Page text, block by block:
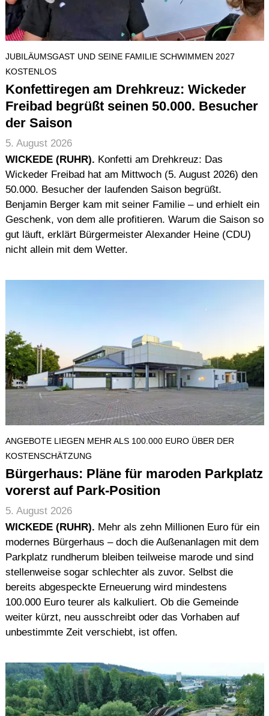
JUBILÄUMSGAST UND SEINE FAMILIE SCHWIMMEN 2027
KOSTENLOS
Konfettiregen am Drehkreuz: Wickeder
Freibad begrüßt seinen 50.000. Besucher
der Saison
5. August 2026
WICKEDE (RUHR). Konfetti am Drehkreuz: Das
Wickeder Freibad hat am Mittwoch (5. August 2026) den
50.000. Besucher der laufenden Saison begrüßt.
Benjamin Berger kam mit seiner Familie – und erhielt ein
Geschenk, von dem alle profitieren. Warum die Saison so
gut läuft, erklärt Bürgermeister Alexander Heine (CDU)
nicht allein mit dem Wetter.
ANGEBOTE LIEGEN MEHR ALS 100.000 EURO ÜBER DER
KOSTENSCHÄTZUNG
Bürgerhaus: Pläne für maroden Parkplatz
vorerst auf Park-Position
5. August 2026
WICKEDE (RUHR). Mehr als zehn Millionen Euro für ein
modernes Bürgerhaus – doch die Außenanlagen mit dem
Parkplatz rundherum bleiben teilweise marode und sind
stellenweise sogar schlechter als zuvor. Selbst die
bereits abgespeckte Erneuerung wird mindestens
100.000 Euro teurer als kalkuliert. Ob die Gemeinde
weiter kürzt, neu ausschreibt oder das Vorhaben auf
unbestimmte Zeit verschiebt, ist offen.